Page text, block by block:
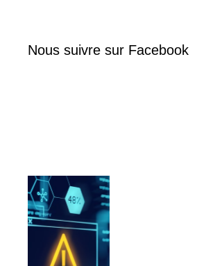
Nous suivre sur Facebook